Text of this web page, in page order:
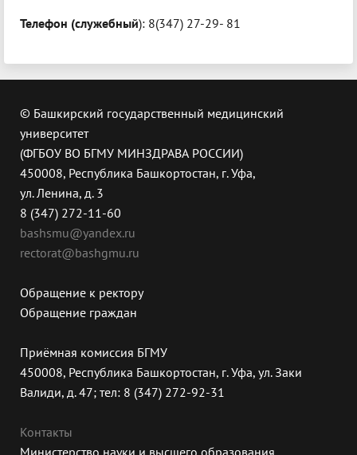
Телефон (служебный): 8(347) 27-29- 81
© Башкирский государственный медицинский
университет
(ФГБОУ ВО БГМУ МИНЗДРАВА РОССИИ)
450008, Республика Башкортостан, г. Уфа,
ул. Ленина, д. 3
8 (347) 272-11-60
bashsmu@yandex.ru
rectorat@bashgmu.ru
Обращение к ректору
Обращение граждан
Приёмная комиссия БГМУ
450008, Республика Башкортостан, г. Уфа, ул. Заки
Валиди, д. 47; тел: 8 (347) 272-92-31
Контакты